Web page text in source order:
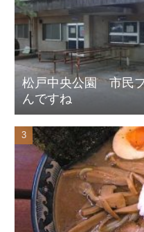
松戸中央公園 市民
んですね